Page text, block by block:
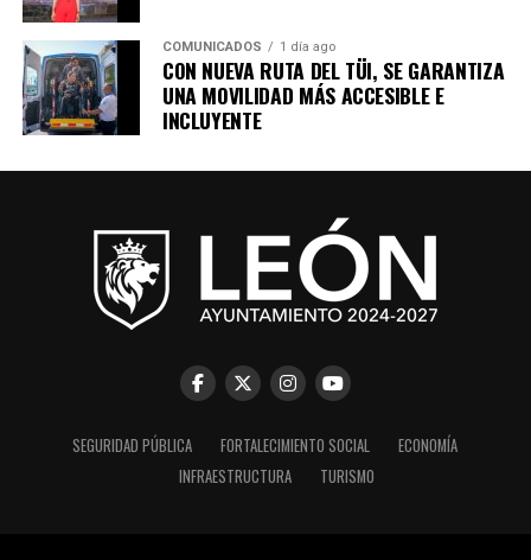
COMUNICADOS 1 día ago
CON NUEVA RUTA DEL TÜI, SE GARANTIZA
UNA MOVILIDAD MÁS ACCESIBLE E
INCLUYENTE
SEGURIDAD PÚBLICA FORTALECIMIENTO SOCIAL
ECONOMÍA
INFRAESTRUCTURA
TURISMO